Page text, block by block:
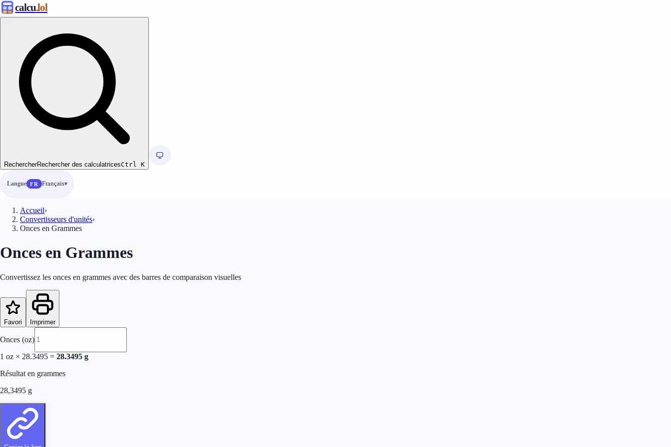
calcu.lol
RechercherRechercher des calculatricesCtrl K
Langue FR Français
Accueil›
Convertisseurs d'unités›
Onces en Grammes
Onces en Grammes
Convertissez les onces en grammes avec des barres de comparaison visuelles
Favori Imprimer
Onces (oz)
1 oz × 28.3495 = 28.3495 g
Résultat en grammes
28,3495 g